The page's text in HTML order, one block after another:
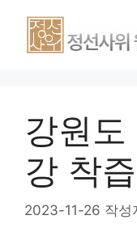
강원도
강 착
2023-11-26 작성